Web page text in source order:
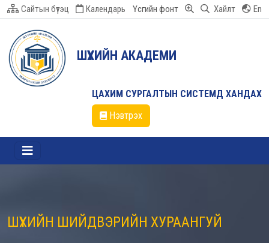
Сайтын бүтэц Календарь Үсгийн фонт Хайлт En
ШҮҮХИЙН АКАДЕМИ
ЦАХИМ СУРГАЛТЫН СИСТЕМД ХАНДАХ
Нэвтрэх
ШҮҮХИЙН ШИЙДВЭРИЙН ХУРААНГУЙ